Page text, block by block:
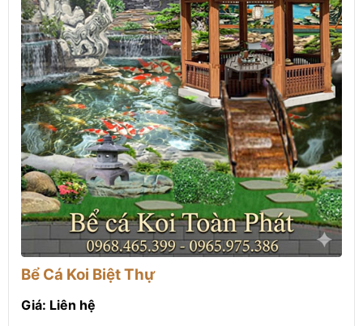
Bể Cá Koi Biệt Thự
Giá: Liên hệ